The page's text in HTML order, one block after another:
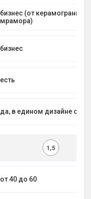
бизнес (от керамогранита
мрамора)
бизнес
есть
да, в едином дизайне с
1,5
от 40 до 60